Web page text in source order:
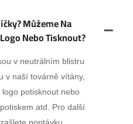
Můžeme Na
Nebo Tisknout?
v neutrálním blistru
v naší továrně vítány,
potisknout nebo
atd. Pro další